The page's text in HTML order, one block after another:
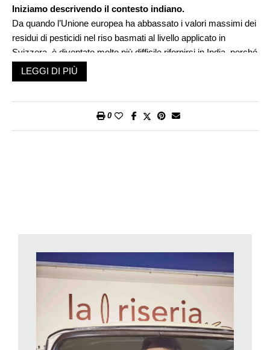
Iniziamo descrivendo il contesto indiano.
Da quando l’Unione europea ha abbassato i valori massimi dei
residui di pesticidi nel riso basmati al livello applicato in
Svizzera, è diventato molto più difficile rifornirsi in India, perché
la domanda si è impennata. Il problema principale è che i tenori
dei residui sono elevati nelle regioni risicole tradizionali a causa
E questo riso biologico prodotto dai risicoltori Migros in
India è sempre molto richiesto.
Assolutamente. Ma va fatta una precisazione: non si tratta
esattamente di risicoltori che lavorano in esclusiva per la
Migros. Nonostante esista un contratto, non hanno alcun
obbligo di consegnare a noi il loro riso. Se volessero,
potrebbero mettere il loro raccolto sul mercato, speculare e
LEGGI DI PIÙ
0